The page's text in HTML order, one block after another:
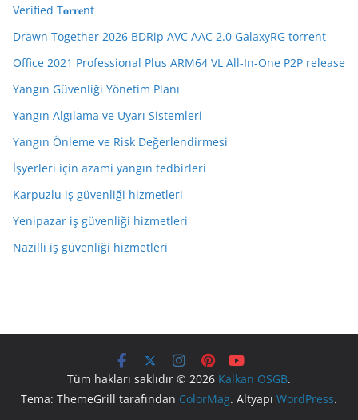
Verified T𝐨𝐫𝐫𝐞nt
Drawn Together 2026 BDRip AVC AAC 2.0 GalaxyRG torrent
Office 2021 Professional Plus ARM64 VL All-In-One P2P release
Yangın Güvenliği Yönetim Planı
Yangın Algılama ve Uyarı Sistemleri
Yangın Önleme ve Risk Değerlendirmesi
İşyerleri için azami yangın tedbirleri
Karpuzlu iş güvenliği hizmetleri
Yenipazar iş güvenliği hizmetleri
Nazilli iş güvenliği hizmetleri
Tüm hakları saklıdır © 2026 Kalkan OSGB.
Tema: ThemeGrill tarafından ColorMag. Altyapı WordPress.